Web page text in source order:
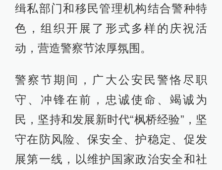
缉私部门和移民管理机构结合警种特
色，组织开展了形式多样的庆祝活
动，营造警察节浓厚氛围。
警察节期间，广大公安民警恪尽职
守、冲锋在前，忠诚使命、竭诚为
民，坚持和发展新时代“枫桥经验”，坚
守在防风险、保安全、护稳定、促发
展第一线，以维护国家政治安全和社